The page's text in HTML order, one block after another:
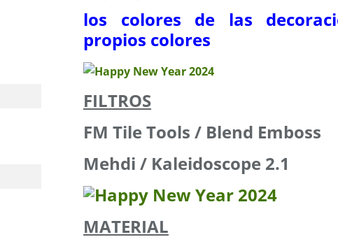
los colores de las
propios colores
FILTROS
FM Tile Tools / Blend Emboss
Mehdi / Kaleidoscope 2.1
MATERIAL